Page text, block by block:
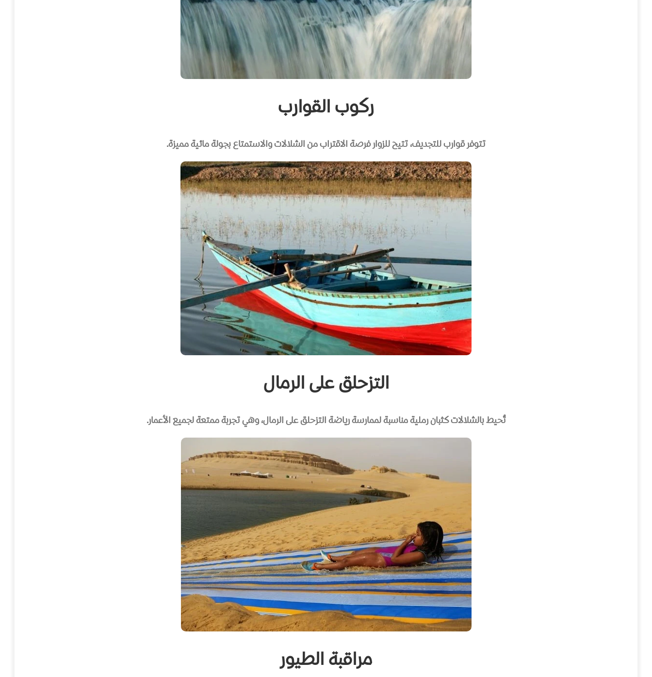
ركوب القوارب
تتوفر قوارب للتجديف، تتيح للزوار فرصة الاقتراب من الشلالات والاستمتاع بجولة مائية مميزة.
التزحلق على الرمال
تُحيط بالشلالات كثبان رملية مناسبة لممارسة رياضة التزحلق على الرمال، وهي تجربة ممتعة لجميع الأعمار.
مراقبة الطيور